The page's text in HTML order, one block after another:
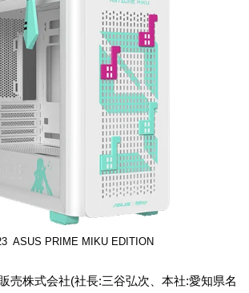
ASUS PRIME MIKU EDITION
売株式会社(社長:三谷弘次、本社:愛知県名